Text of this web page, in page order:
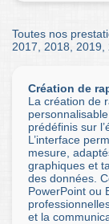
Toutes nos
2017
2018 2019
Création de
La création de
prédéfinis sur
L’interface
mesure,
graphiques et
des données.
PowerPoint ou
et la